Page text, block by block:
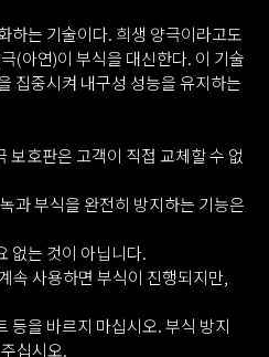
하는 기술이다. 희생 양극이라고도
(아연)이 부식을 대신한다. 이 기술
집중시켜 내구성 성능을 유지하는
보호판은 고객이 직접 교체할 수 없
과 부식을 완전히 방지하는 기능은
없는 것이 아닙니다.
속 사용하면 부식이 진행되지만,
등을 바르지 마십시오. 부식 방지
십시오.